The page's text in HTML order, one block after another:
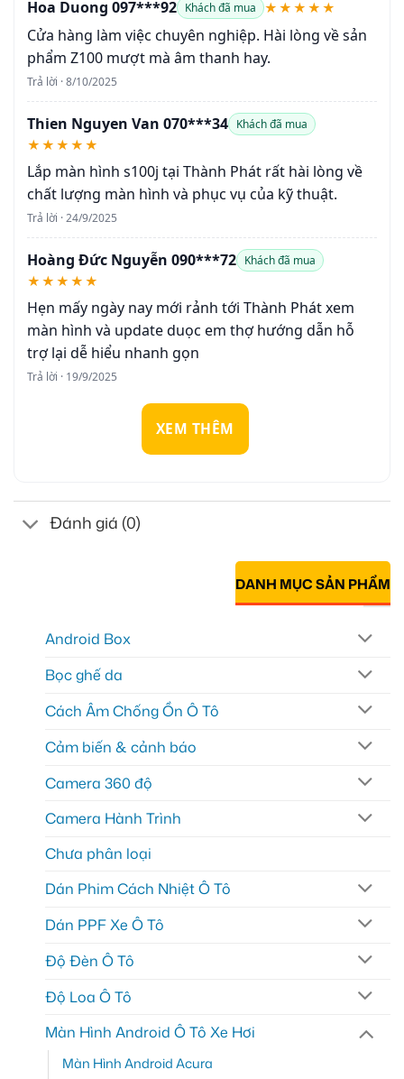
Hoa Duong 097***92 Khách đã mua ★★★★★
Cửa hàng làm việc chuyên nghiệp. Hài lòng về sản
phẩm Z100 mượt mà âm thanh hay.
Trả lời · 8/10/2025
Thien Nguyen Van 070***34 Khách đã mua
★★★★★
Lắp màn hình s100j tại Thành Phát rất hài lòng về
chất lượng màn hình và phục vụ của kỹ thuật.
Trả lời · 24/9/2025
Hoàng Đức Nguyễn 090***72 Khách đã mua
★★★★★
Hẹn mấy ngày nay mới rảnh tới Thành Phát xem
màn hình và update duọc em thợ hướng dẫn hỗ
trợ lại dễ hiểu nhanh gọn
Trả lời · 19/9/2025
XEM THÊM
Đánh giá (0)
DANH MỤC SẢN PHẨM
Android Box
Bọc ghế da
Cách Âm Chống Ồn Ô Tô
Cảm biến & cảnh báo
Camera 360 độ
Camera Hành Trình
Chưa phân loại
Dán Phim Cách Nhiệt Ô Tô
Dán PPF Xe Ô Tô
Độ Đèn Ô Tô
Độ Loa Ô Tô
Màn Hình Android Ô Tô Xe Hơi
Màn Hình Android Acura